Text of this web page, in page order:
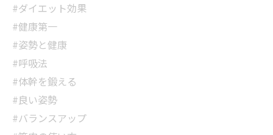
#ダイエット効果
#健康第一
#姿勢と健康
#呼吸法
#体幹を鍛える
#良い姿勢
#バランスアップ